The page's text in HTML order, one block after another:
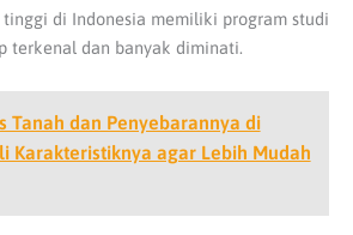
tinggi di Indonesia memiliki program studi
terkenal dan banyak diminati.
Tanah dan Penyebarannya di
Karakteristiknya agar Lebih Mudah